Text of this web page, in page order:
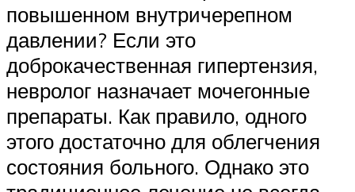
повышенном внутричерепном
давлении? Если это
доброкачественная гипертензия,
невролог назначает мочегонные
препараты. Как правило, одного
этого достаточно для облегчения
состояния больного. Однако это